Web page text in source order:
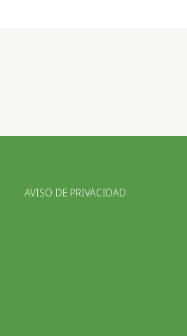
AVISO DE PRIVACIDAD